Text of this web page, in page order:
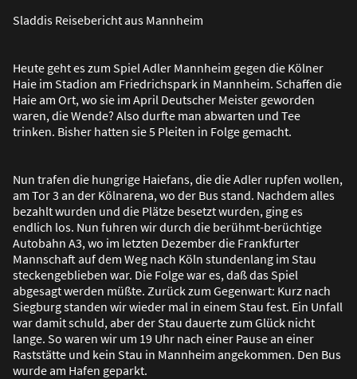
Sladdis Reisebericht aus Mannheim
Heute geht es zum Spiel Adler Mannheim gegen die Kölner
Haie im Stadion am Friedrichspark in Mannheim. Schaffen die
Haie am Ort, wo sie im April Deutscher Meister geworden
waren, die Wende? Also durfte man abwarten und Tee
trinken. Bisher hatten sie 5 Pleiten in Folge gemacht.
Nun trafen die hungrige Haiefans, die die Adler rupfen wollen,
am Tor 3 an der Kölnarena, wo der Bus stand. Nachdem alles
bezahlt wurden und die Plätze besetzt wurden, ging es
endlich los. Nun fuhren wir durch die berühmt-berüchtige
Autobahn A3, wo im letzten Dezember die Frankfurter
Mannschaft auf dem Weg nach Köln stundenlang im Stau
steckengeblieben war. Die Folge war es, daßdas Spiel
abgesagt werden müßte. Zurück zum Gegenwart: Kurz nach
Siegburg standen wir wieder mal in einem Stau fest. Ein Unfall
war damit schuld, aber der Stau dauerte zum Glück nicht
lange. So waren wir um 19 Uhr nach einer Pause an einer
Raststätte und kein Stau in Mannheim angekommen. Den Bus
wurde am Hafen geparkt.